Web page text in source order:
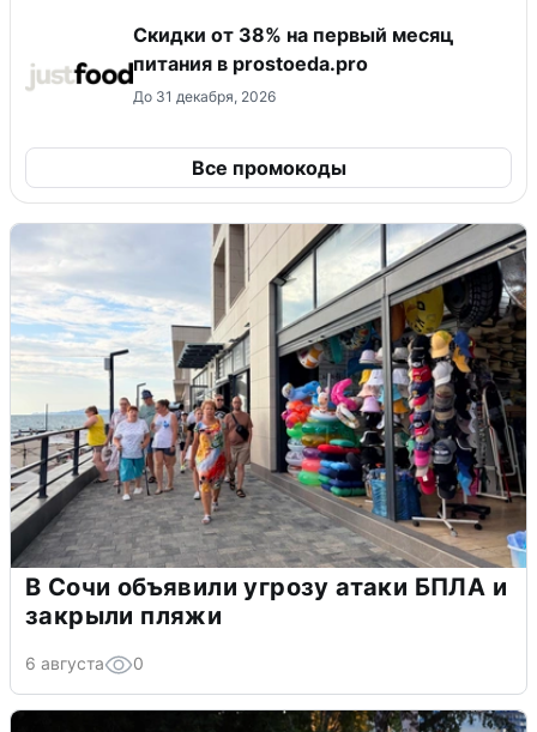
​Скидки от 38% на первый месяц
питания в prostoeda.pro
До 31 декабря, 2026
Все промокоды
В Сочи объявили угрозу атаки БПЛА и
закрыли пляжи
6 августа 0